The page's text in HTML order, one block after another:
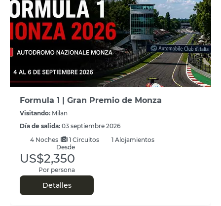
Formula 1 | Gran Premio de Monza
Visitando: Milan
Día de salida: 03 septiembre 2026
4 Noches 1 Circuitos
1 Alojamientos
Desde
US$2,350
Por persona
Detalles